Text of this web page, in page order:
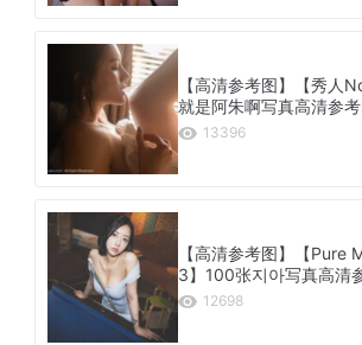
【高清参考图】【秀人
就是阿朱啊写真高清参
13396
【高清参考图】【Pure
3】100张지아写真高清
12698